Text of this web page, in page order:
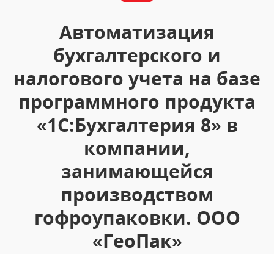
Автоматизация
бухгалтерского и
налогового учета на базе
программного продукта
«1С:Бухгалтерия 8» в
компании,
занимающейся
производством
гофроупаковки. ООО
«ГеоПак»